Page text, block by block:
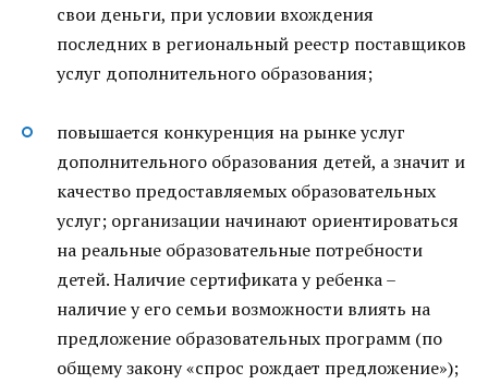
свои деньги, при условии вхождения
последних в региональный реестр поставщиков
услуг дополнительного образования;
повышается конкуренция на рынке услуг
дополнительного образования детей, а значит и
качество предоставляемых образовательных
услуг; организации начинают ориентироваться
на реальные образовательные потребности
детей. Наличие сертификата у ребенка –
наличие у его семьи возможности влиять на
предложение образовательных программ (по
общему закону «спрос рождает предложение»);